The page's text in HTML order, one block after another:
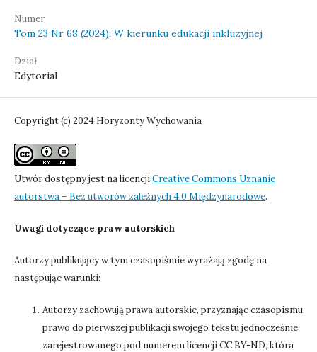
Numer
Tom 23 Nr 68 (2024): W kierunku edukacji inkluzyjnej
Dział
Edytorial
Copyright (c) 2024 Horyzonty Wychowania
Utwór dostępny jest na licencjiCreative Commons Uznanie
autorstwa – Bez utworów zależnych 4.0 Międzynarodowe.
Uwagi dotyczące praw autorskich
Autorzy publikujący w tym czasopiśmie wyrażają zgodę na
następując warunki:
Autorzy zachowują prawa autorskie, przyznając czasopismu
prawo do pierwszej publikacji swojego tekstu jednocześnie
zarejestrowanego pod numerem licencji CC BY-ND, która